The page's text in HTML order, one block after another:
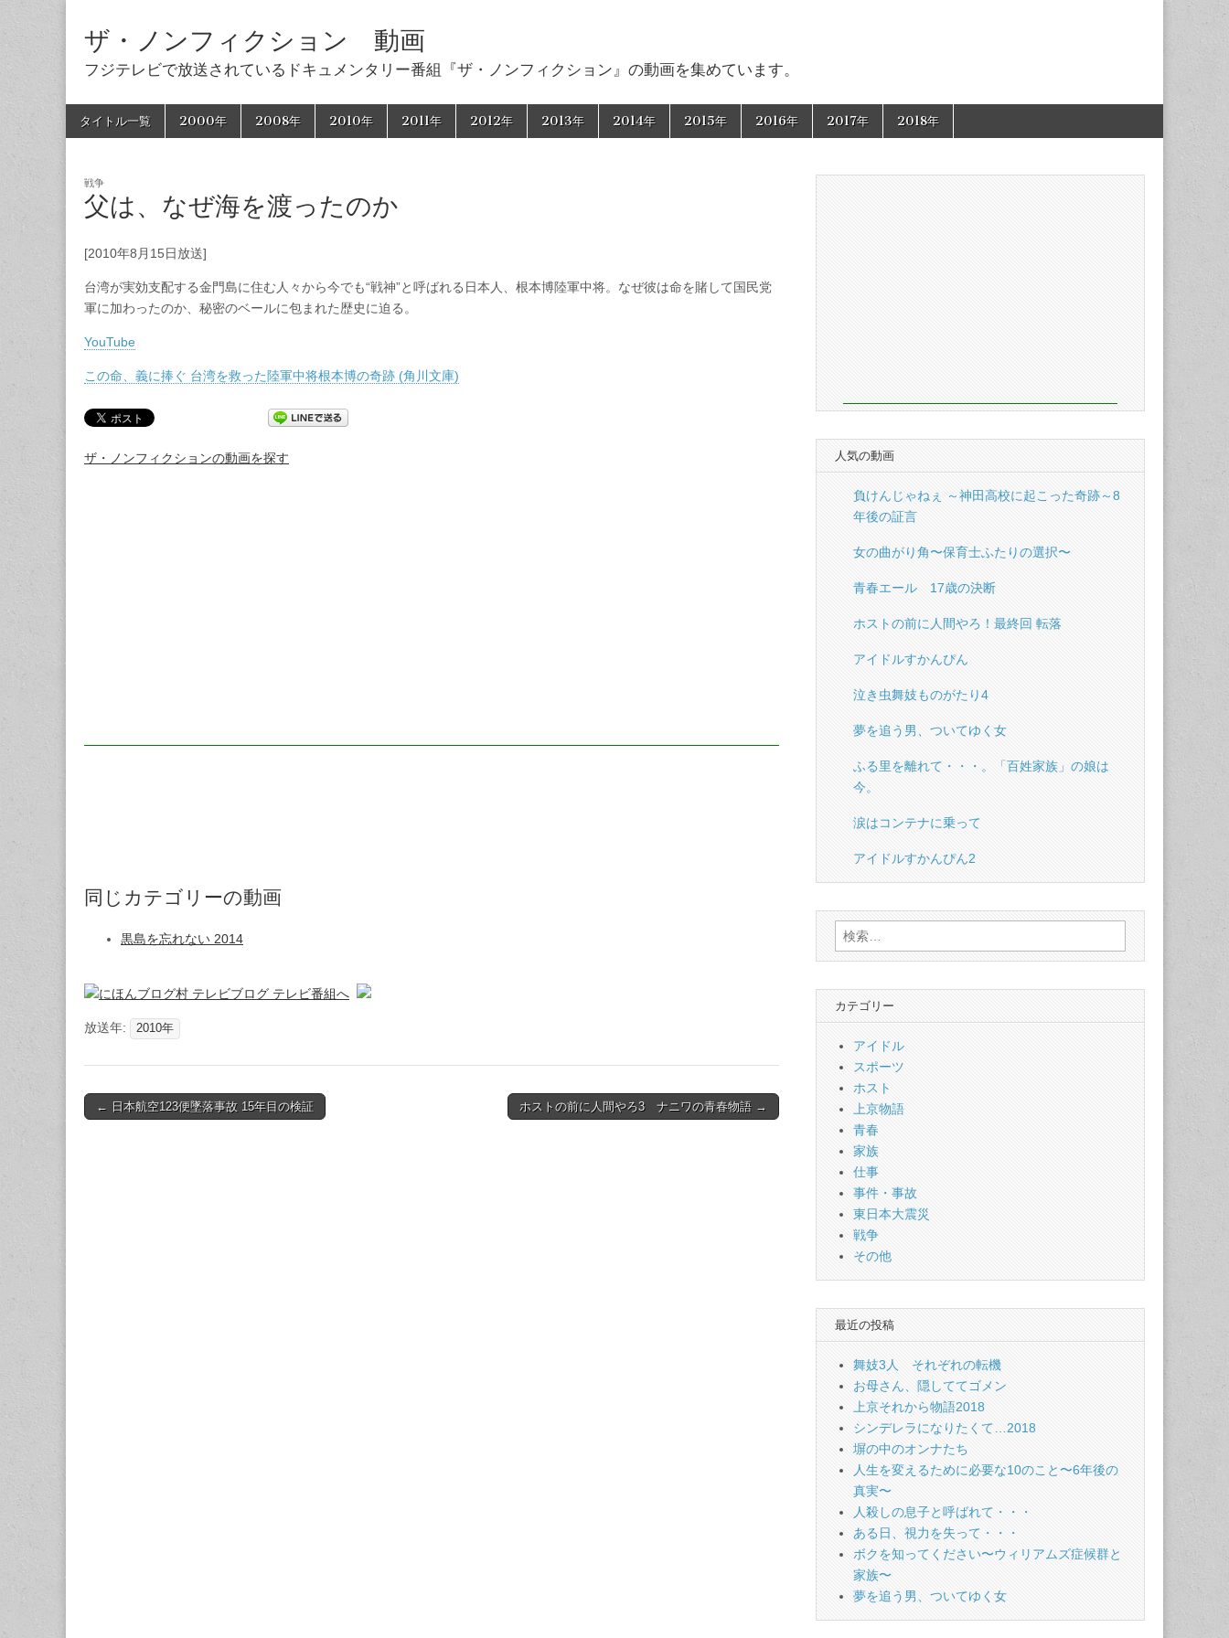
ザ・ノンフィクション 動画
フジテレビで放送されているドキュメンタリー番組『ザ・ノンフィクション』の動画を集めています。
Main
menu
Skip
タイトル一覧 2000年 2008年 2010年 2011年 2012年 2013年 2014年 2015年 2016年 2017年 2018年
戦争
父は、なぜ海を渡ったのか
[2010年8月15日放送]
台湾が実効支配する金門島に住む人々から今でも“戦神”と呼ばれる日本人、根本博陸軍中将。なぜ彼は命を賭して国民党
軍に加わったのか、秘密のベールに包まれた歴史に迫る。
YouTube
この命、義に捧ぐ 台湾を救った陸軍中将根本博の奇跡 (角川文庫)
ザ・ノンフィクションの動画を探す
同じカテゴリーの動画
黒島を忘れない 2014
放送年: 2010年
Post
← 日本航空123便墜落事故 15年目の検証 ホストの前に人間やろ3 ナニワの青春物語 →
人気の動画
負けんじゃねぇ ～神田高校に起こった奇跡～8
年後の証言
女の曲がり角〜保育士ふたりの選択〜
青春エール 17歳の決断
ホストの前に人間やろ！最終回 転落
アイドルすかんぴん
泣き虫舞妓ものがたり4
夢を追う男、ついてゆく女
ふる里を離れて・・・。「百姓家族」の娘は
今。
涙はコンテナに乗って
アイドルすかんぴん2
検
索:
カテゴリー
アイドル
スポーツ
ホスト
上京物語
青春
家族
仕事
事件・事故
東日本大震災
戦争
その他
最近の投稿
舞妓3人 それぞれの転機
お母さん、隠しててゴメン
上京それから物語2018
シンデレラになりたくて…2018
塀の中のオンナたち
人生を変えるために必要な10のこと〜6年後の
真実〜
人殺しの息子と呼ばれて・・・
ある日、視力を失って・・・
ボクを知ってください〜ウィリアムズ症候群と
家族〜
夢を追う男、ついてゆく女